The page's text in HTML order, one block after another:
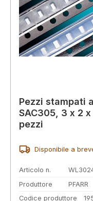
Pezzi stampati
SAC305, 3 x 2
pezzi
Disponibile a
Articolo n.
Produttore
PFARR
Codice produttore